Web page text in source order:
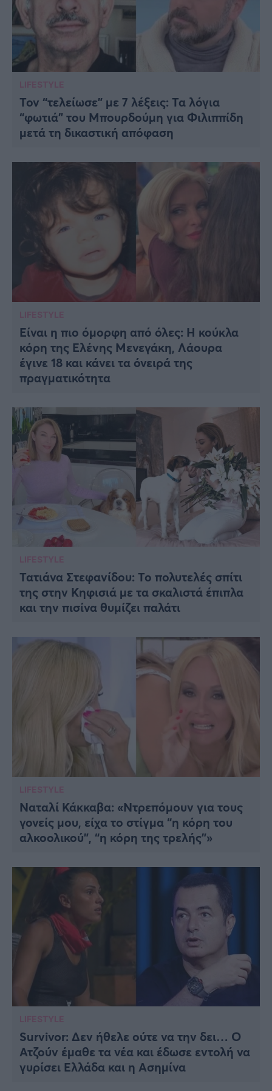
LIFESTYLE
Τον “τελείωσε” με 7 λέξεις: Τα λόγια
“φωτιά” του Μπουρδούμη για Φιλιππίδη
μετά τη δικαστική απόφαση
LIFESTYLE
Είναι η πιο όμορφη από όλες: Η κούκλα
κόρη της Ελένης Μενεγάκη, Λάουρα
έγινε 18 και κάνει τα όνειρά της
πραγματικότητα
LIFESTYLE
Τατιάνα Στεφανίδου: Το πολυτελές σπίτι
της στην Κηφισιά με τα σκαλιστά έπιπλα
και την πισίνα θυμίζει παλάτι
LIFESTYLE
Ναταλί Κάκκαβα: «Ντρεπόμουν για τους
γονείς μου, είχα το στίγμα “η κόρη του
αλκοολικού”, “η κόρη της τρελής”»
LIFESTYLE
Survivor: Δεν ήθελε ούτε να την δει… Ο
Ατζούν έμαθε τα νέα και έδωσε εντολή να
γυρίσει Ελλάδα και η Ασημίνα